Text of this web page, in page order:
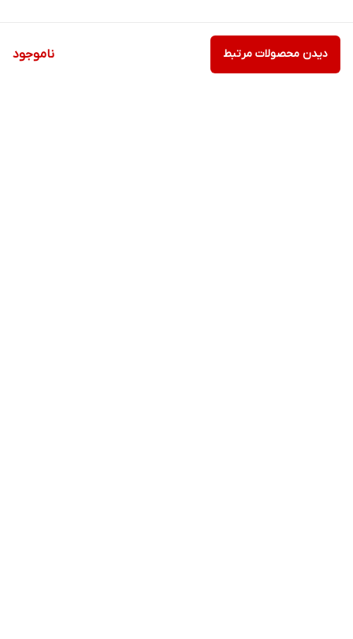
ناموجود دیدن محصولات مرتبط